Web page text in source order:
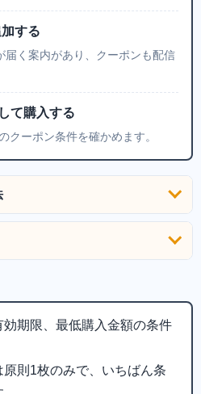
する
届く案内があり、クーポンも配信
て購入する
クーポン条件を確かめます。
効期限、最低購入金額の条件
原則1枚のみで、いちばん条